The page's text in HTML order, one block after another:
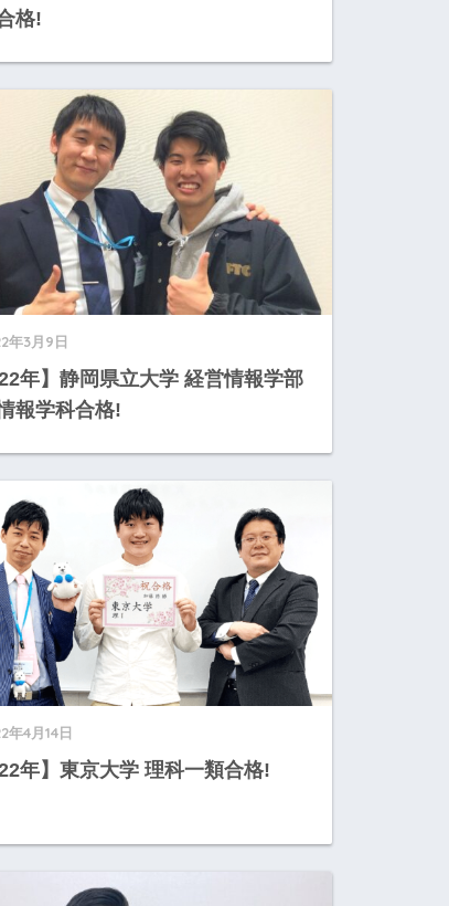
格!
年3月9日
年】静岡県立大学 経営情報学部
報学科合格!
年4月14日
年】東京大学 理科一類合格!